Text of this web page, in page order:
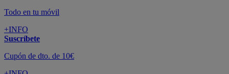
Todo en tu móvil
+INFO
Suscríbete
Cupón de dto. de 10€